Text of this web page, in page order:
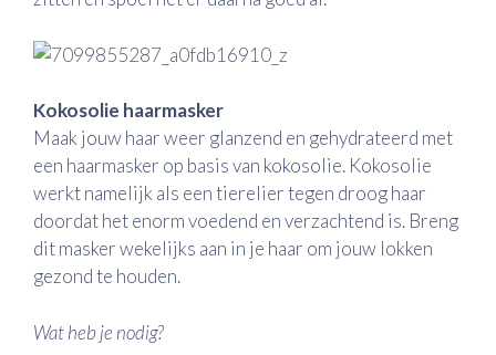
Kokosolie haarmasker
Maak jouw haar weer glanzend en gehydrateerd met
een haarmasker op basis van kokosolie. Kokosolie
werkt namelijk als een tierelier tegen droog haar
doordat het enorm voedend en verzachtend is. Breng
dit masker wekelijks aan in je haar om jouw lokken
gezond te houden.
Wat heb je nodig?